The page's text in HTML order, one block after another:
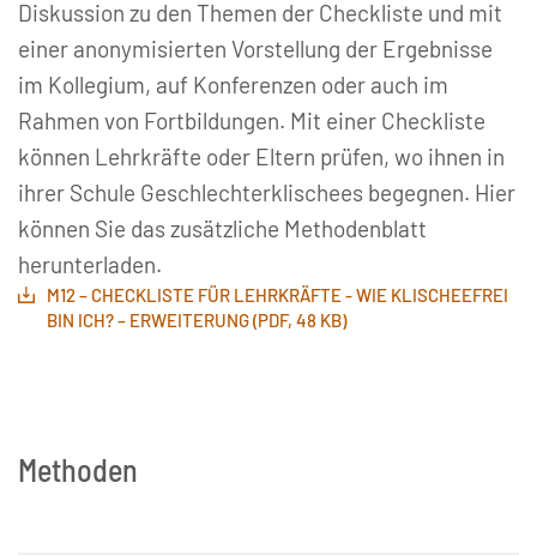
Diskussion zu den Themen der Checkliste und mit
einer anonymisierten Vorstellung der Ergebnisse
im Kollegium, auf Konferenzen oder auch im
Rahmen von Fortbildungen. Mit einer Checkliste
können Lehrkräfte oder Eltern prüfen, wo ihnen in
ihrer Schule Geschlechterklischees begegnen. Hier
können Sie das zusätzliche Methodenblatt
herunterladen.
M12 – CHECKLISTE FÜR LEHRKRÄFTE - WIE KLISCHEEFREI
BIN ICH? – ERWEITERUNG (PDF, 48 KB)
Methoden